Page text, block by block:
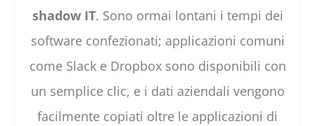
shadow IT. Sono ormai lontani i tempi dei
software confezionati; applicazioni comuni
come Slack e Dropbox sono disponibili con
un semplice clic, e i dati aziendali vengono
facilmente copiati oltre le applicazioni di